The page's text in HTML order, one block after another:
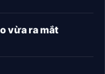
vừa ra mắt